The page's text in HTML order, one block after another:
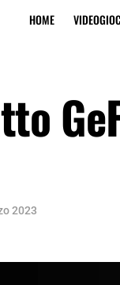
HOME
2023